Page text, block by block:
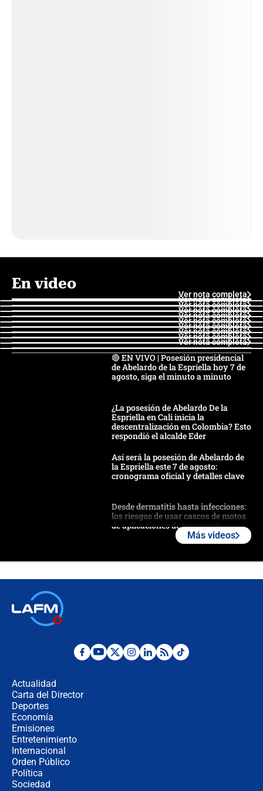
En video
Ver nota completa
Ver nota completa
Ver nota completa
Ver nota completa
Ver nota completa
Ver nota completa
Ver nota completa
Ver nota completa
Ver nota completa
Ver nota completa
🔴 EN VIVO | Posesión presidencial
de Abelardo de la Espriella hoy 7 de
agosto, siga el minuto a minuto
¿La posesión de Abelardo De la
Espriella en Cali inicia la
descentralización en Colombia? Esto
respondió el alcalde Eder
Así será la posesión de Abelardo de
la Espriella este 7 de agosto:
cronograma oficial y detalles clave
Desde dermatitis hasta infecciones:
los riesgos de usar cascos de motos
de aplicaciones de transporte
Posesión de Abelardo De La Espriella
Más videos
Actualidad
Carta del Director
Deportes
Economía
Emisiones
Entretenimiento
Internacional
Orden Público
Política
Sociedad